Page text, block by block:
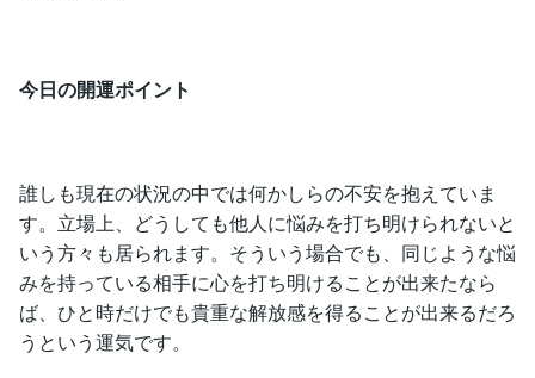
今日の開運ポイント
誰しも現在の状況の中では何かしらの不安を抱えていま
す。立場上、どうしても他人に悩みを打ち明けられないと
いう方々も居られます。そういう場合でも、同じような悩
みを持っている相手に心を打ち明けることが出来たなら
ば、ひと時だけでも貴重な解放感を得ることが出来るだろ
うという運気です。